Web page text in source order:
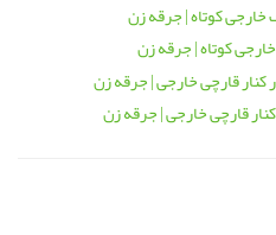
کوتاه | جرقه زن
قارچی خارجی | جرقه زن